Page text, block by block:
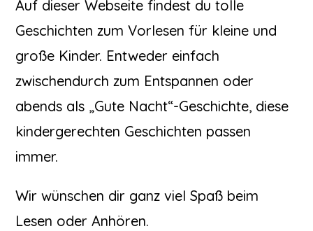
Auf dieser Webseite findest du tolle
Geschichten zum Vorlesen für kleine und
große Kinder. Entweder einfach
zwischendurch zum Entspannen oder
abends als „Gute Nacht“-Geschichte, diese
kindergerechten Geschichten passen
immer.
Wir wünschen dir ganz viel Spaß beim
Lesen oder Anhören.